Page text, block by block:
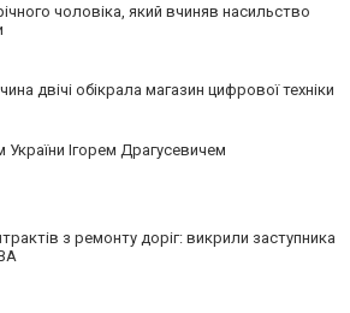
чоловіка, який вчиняв насильство
двічі обікрала магазин цифрової техніки
Ігорем Драгусевичем
з ремонту доріг: викрили заступника